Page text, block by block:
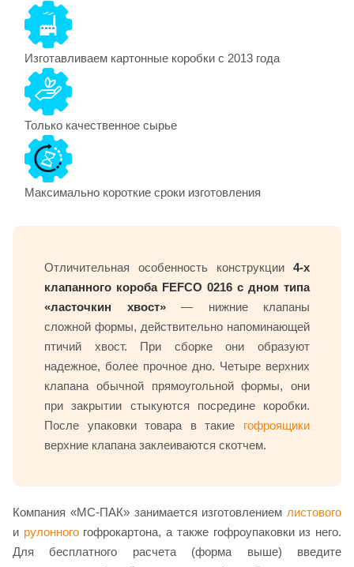
Изготавливаем картонные коробки с 2013 года
Только качественное сырье
Максимально короткие сроки изготовления
Отличительная особенность конструкции 4-х
клапанного короба FEFCO 0216 с дном типа
«ласточкин хвост»— нижние клапаны
сложной формы, действительно напоминающей
птичий хвост. При сборке они образуют
надежное, более прочное дно. Четыре верхних
клапана обычной прямоугольной формы, они
при закрытии стыкуются посредине коробки.
После упаковки товара в такие гофроящики
верхние клапана заклеиваются скотчем.
Компания «МС-ПАК» занимается изготовлением листового
и рулонногогофрокартона, а также гофроупаковки из него.
Для бесплатного расчета (форма выше) введите